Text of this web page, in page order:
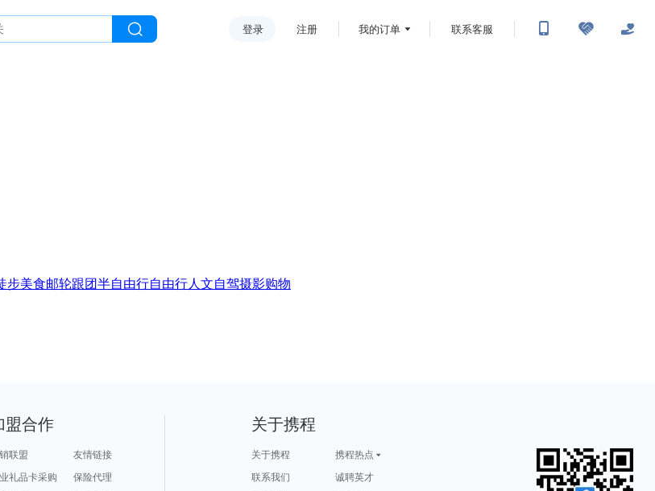
登录 注册 我的订单 联系客服
步美食邮轮跟团半自由行自由行人文自驾摄影购物
盟合作
联盟
友情链接
礼品卡采购
保险代理
关于携程
关于携程
携程热点
联系我们
诚聘英才